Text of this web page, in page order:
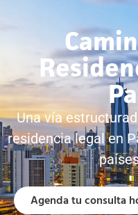
Una vía
residencia legal en
Agenda tu consulta